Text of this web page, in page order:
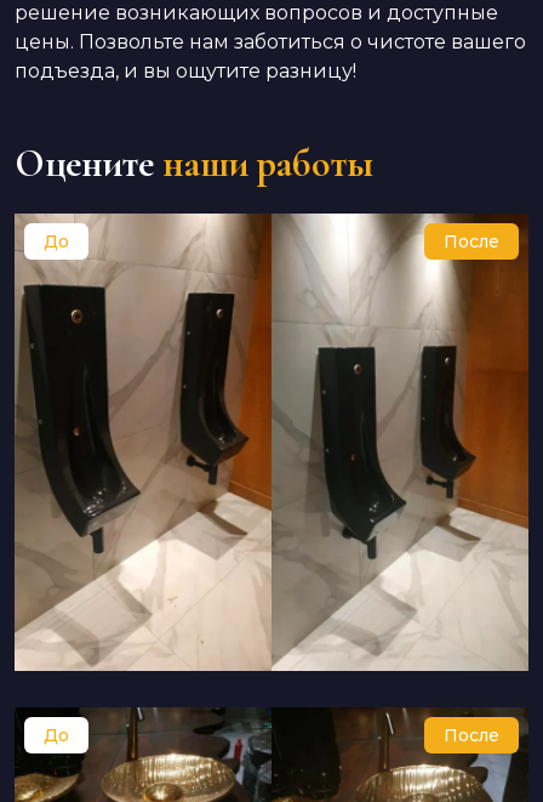
решение возникающих вопросов и доступные
цены. Позвольте нам заботиться о чистоте вашего
подъезда, и вы ощутите разницу!
Оцените наши работы